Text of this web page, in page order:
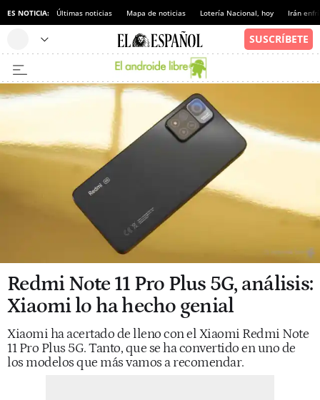
ES NOTICIA: Últimas noticias Mapa de noticias Lotería Nacional, hoy Irán
Redmi Note 11 Pro Plus 5G, análisis:
Xiaomi lo ha hecho genial
Xiaomi ha acertado de lleno con el Xiaomi Redmi Note
11 Pro Plus 5G. Tanto, que se ha convertido en uno de
los modelos que más vamos a recomendar.